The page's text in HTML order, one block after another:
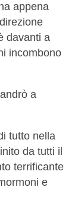
appena
davanti a
incombono
andrò a
tutto nella
da tutti il
terrificante
e